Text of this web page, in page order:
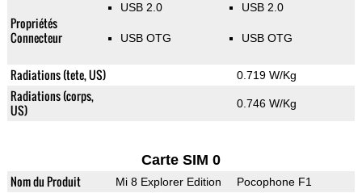
Propriétés
Connecteur
USB 2.0
USB OTG
USB 2.0
USB OTG
Radiations (tete, US) 0.719 W/Kg
Radiations (corps,
US)
0.746 W/Kg
Carte SIM 0
Nom du Produit Mi 8 Explorer Edition Pocophone F1